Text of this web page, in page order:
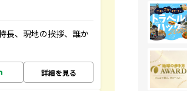
長、現地の挨拶、誰か
詳細を見る